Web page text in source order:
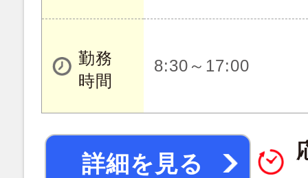
勤務
時間
8:30～17:00
詳細を見る